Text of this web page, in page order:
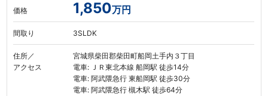
価格 1,850万円
間取り 3SLDK
住所／
アクセス
宮城県柴田郡柴田町船岡土手内３丁目
電車: ＪＲ東北本線 船岡駅 徒歩14分
電車: 阿武隈急行 東船岡駅 徒歩30分
電車: 阿武隈急行 槻木駅 徒歩64分